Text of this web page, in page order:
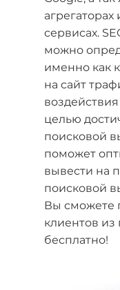
сервисах.
можно
именно как
на сайт
целью
поисковой
поможет
вывести на
поисковой
Вы сможете
клиентов
бесплатно!